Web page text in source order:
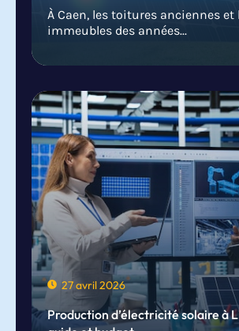
À Caen, les toitures anciennes et
immeubles des années...
27 avril 2026
Production d’électricité solaire à